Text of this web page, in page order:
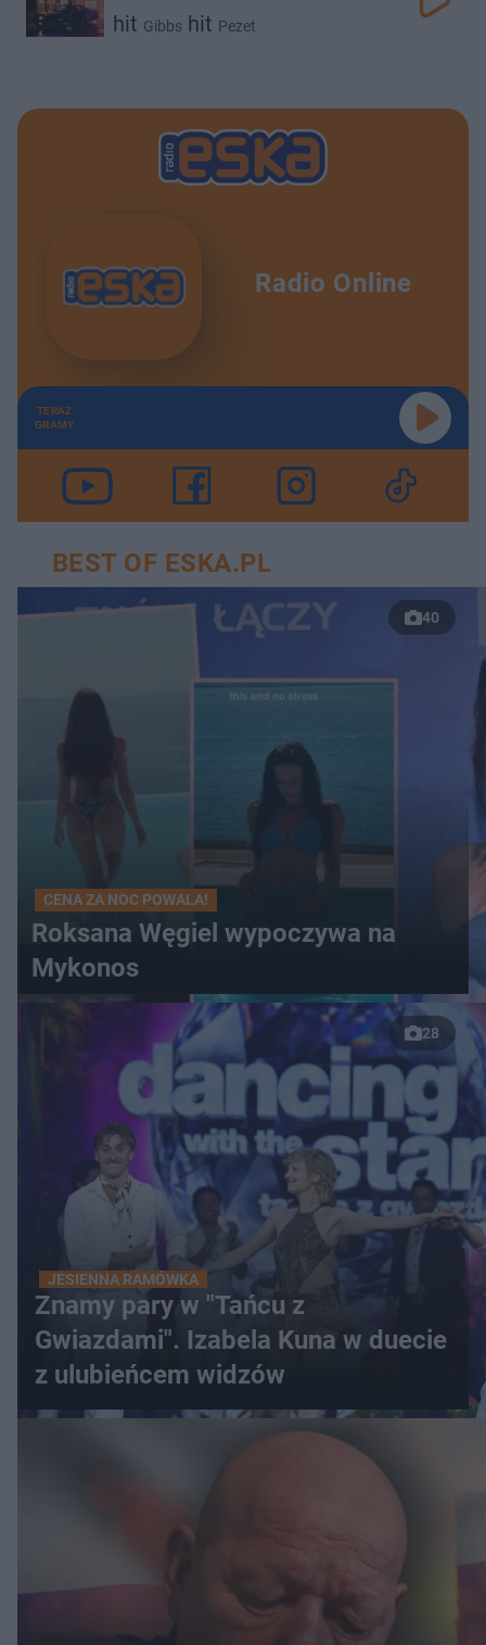
hit Gibbs hit Pezet
Radio Online
TERAZ
GRAMY
BEST OF ESKA.PL
40
CENA ZA NOC POWALA!
Roksana Węgiel wypoczywa na
Mykonos
28
JESIENNA RAMÓWKA
Znamy pary w "Tańcu z
Gwiazdami". Izabela Kuna w duecie
z ulubieńcem widzów